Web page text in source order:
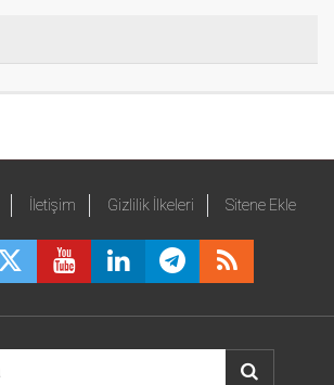
İletişim Gizlilik İlkeleri Sitene Ekle